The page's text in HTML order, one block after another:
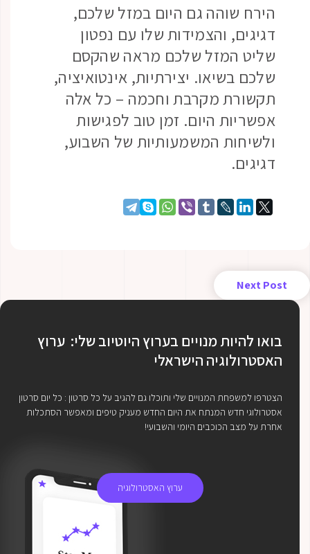
הירח שוהה גם היום במזל שלכם,
דגיגים, והצמידות שלו עם נפטון
שליט המזל שלכם מראה שהקסם
שלכם בשיאו. יצירתיות, אינטואיציה,
תקשורת מקרבת וחכמה – כל אלה
אפשריות היום. זמן טוב לפגישות
ולשיחות המשמעותיות של השבוע,
דגיגים.
Next Post
בואו להיות מנויים בערוץ היוטיוב שלי: ערוץ
האסטרולוגיה הישראלי
הצטרפו למשפחת המנויים שלי ותוכלו גם להגיב על כל סרטון : כל יום סרטון
אסטרולוגי חדש המנתח את היום החדש מעניק טיפים ומאפשר הסתכלות
אחרת על מצב הכוכבים היומי והשבועי!
ערוץ האסטרולוגיה